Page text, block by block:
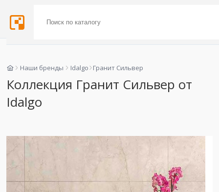
Наши бренды Idalgo Гранит Сильвер
Коллекция Гранит Сильвер от
Idalgo